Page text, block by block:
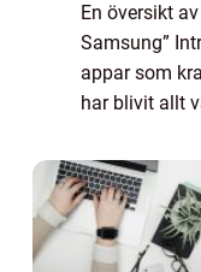
En översikt
Samsung”
appar som
har blivit allt
världen över.